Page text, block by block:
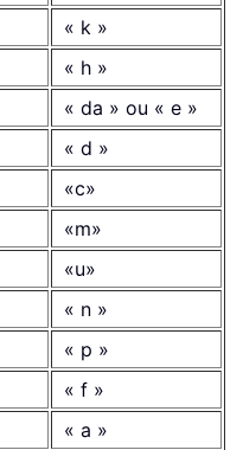
« k »
« h »
« da » ou « e »
« d »
«c»
«m»
«u»
« n »
« p »
« f »
« a »